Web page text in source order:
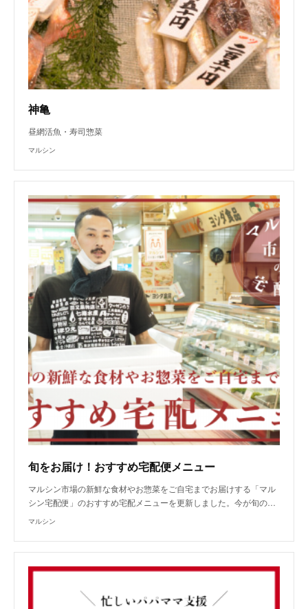
神亀
昼網活魚・寿司惣菜
マルシン
旬をお届け！おすすめ宅配便メニュー
マルシン市場の新鮮な食材やお惣菜をご自宅までお届けする「マル
シン宅配便」のおすすめ宅配メニューを更新しました。今が旬の…
マルシン